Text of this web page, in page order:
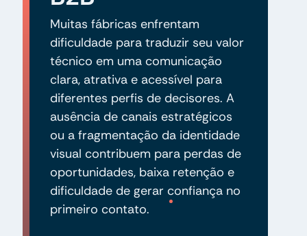
Muitas fábricas enfrentam
dificuldade para traduzir seu valor
técnico em uma comunicação
clara, atrativa e acessível para
diferentes perfis de decisores. A
ausência de canais estratégicos
ou a fragmentação da identidade
visual contribuem para perdas de
oportunidades, baixa retenção e
dificuldade de gerar confiança no
primeiro contato.